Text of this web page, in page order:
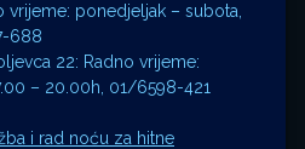
vrijeme: ponedjeljak – subota,
688
22: Radno vrijeme:
– 20.00h, 01/6598-421
i rad noću za hitne